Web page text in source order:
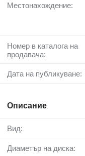
Местонахождение:
Номер в каталога на
продавача:
Дата на публикуване:
Описание
Вид:
Диаметър на диска: